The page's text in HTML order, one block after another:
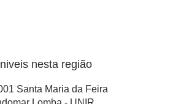
nesta região
Santa Maria da Feira